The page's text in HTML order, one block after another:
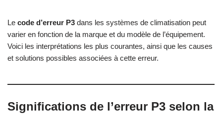
Le code d’erreur P3 dans les systèmes de climatisation peut
varier en fonction de la marque et du modèle de l’équipement.
Voici les interprétations les plus courantes, ainsi que les causes
et solutions possibles associées à cette erreur.
Significations de l’erreur P3 selon la